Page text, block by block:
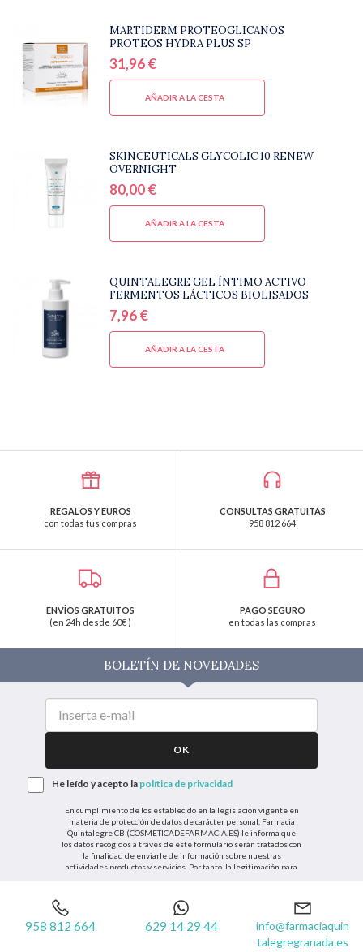
MARTIDERM PROTEOGLICANOS
PROTEOS HYDRA PLUS SP
31,96 €
AÑADIR A LA CESTA
SKINCEUTICALS GLYCOLIC 10 RENEW
OVERNIGHT
80,00 €
AÑADIR A LA CESTA
QUINTALEGRE GEL ÍNTIMO ACTIVO
FERMENTOS LÁCTICOS BIOLISADOS
7,96 €
AÑADIR A LA CESTA
REGALOS Y EUROS
con todas tus compras
CONSULTAS GRATUITAS
958 812 664
ENVÍOS GRATUITOS
(en 24h desde 60€ )
PAGO SEGURO
en todas las compras
BOLETÍN DE NOVEDADES
OK
He leído y acepto la política de privacidad
En cumplimiento de los establecido en la legislación vigente en
materia de protección de datos de carácter personal, Farmacia
Quintalegre CB (COSMETICADEFARMACIA.ES) le informa que
los datos recogidos a través de este formulario serán tratados con
la finalidad de enviarle de información sobre nuestras
actividades productos y servicios. Por tanto, la legitimación para
recogidos no serán comunicados a terceros salvo obligación legal.
Podrá ejercer los derechos de acceso, rectificación, cancelación u
oposición, así como los derechos adicionales que le asisten a
958 812 664 629 14 29 44
info@farmaciaquin
talegregranada.es